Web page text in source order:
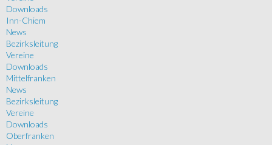
Downloads
Inn-Chiem
News
Bezirksleitung
Vereine
Downloads
Mittelfranken
News
Bezirksleitung
Vereine
Downloads
Oberfranken